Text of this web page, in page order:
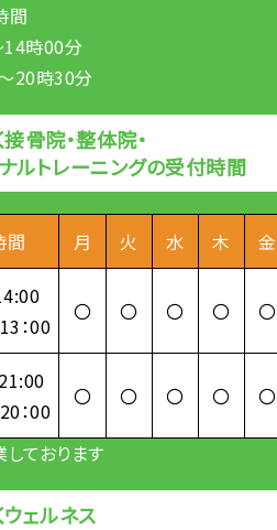
間
時00分
20時30分
接骨院・整体院・
ルトレーニングの受付時間
間 月 火 水 木 金
：00
〇 〇 〇 〇 〇
：00
〇 〇 〇 〇 〇
ております
ウェルネス